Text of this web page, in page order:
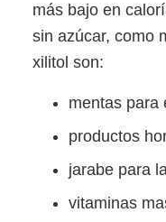
más bajo en
sin azúcar, como
xilitol son:
mentas para
productos
jarabe para
vitaminas